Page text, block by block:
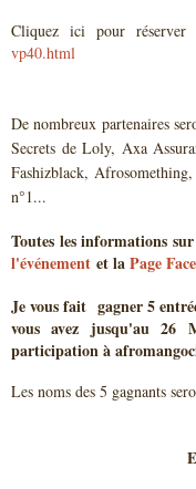
Cliquez ici pour
vp40.html
De nombreux partenaires
Secrets de Loly, Axa
Fashizblack,
n°1...
Toutes les informations
l'événement et laPage
Je vous fait gagner 5
vous avez jusqu'au 26
participation à
Les noms des 5 gagnants